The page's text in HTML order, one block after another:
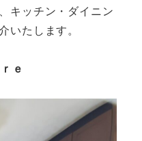
キッチン・ダイニン
いたします。
ｅ